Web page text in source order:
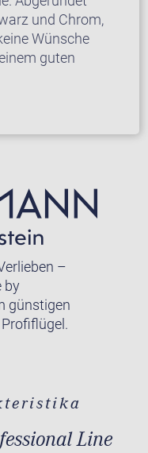
und Chrom,
Wünsche
guten
–
by
günstigen
Line